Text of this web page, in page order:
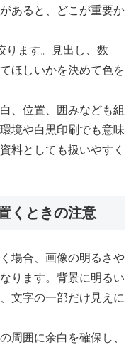
あると、どこが重要か
ります。見出し、数
ほしいかを決めて色を
、位置、囲みなども組
境や白黒印刷でも意味
料としても扱いやすく
くときの注意
場合、画像の明るさや
ります。背景に明るい
文字の一部だけ見えに
周囲に余白を確保し、